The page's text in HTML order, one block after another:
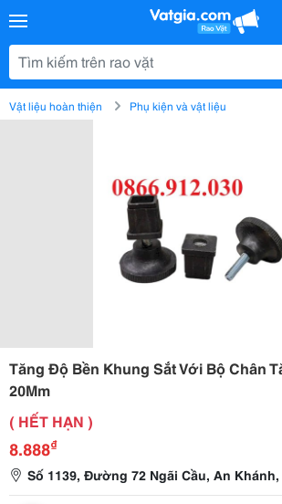
Vật liệu hoàn thiện Phụ kiện và vật liệu
Tăng Độ Bền Khung Sắt Với Bộ Chân
20Mm
( HẾT HẠN )
8.888₫
Số 1139, Đường 72 Ngãi Cầu, An